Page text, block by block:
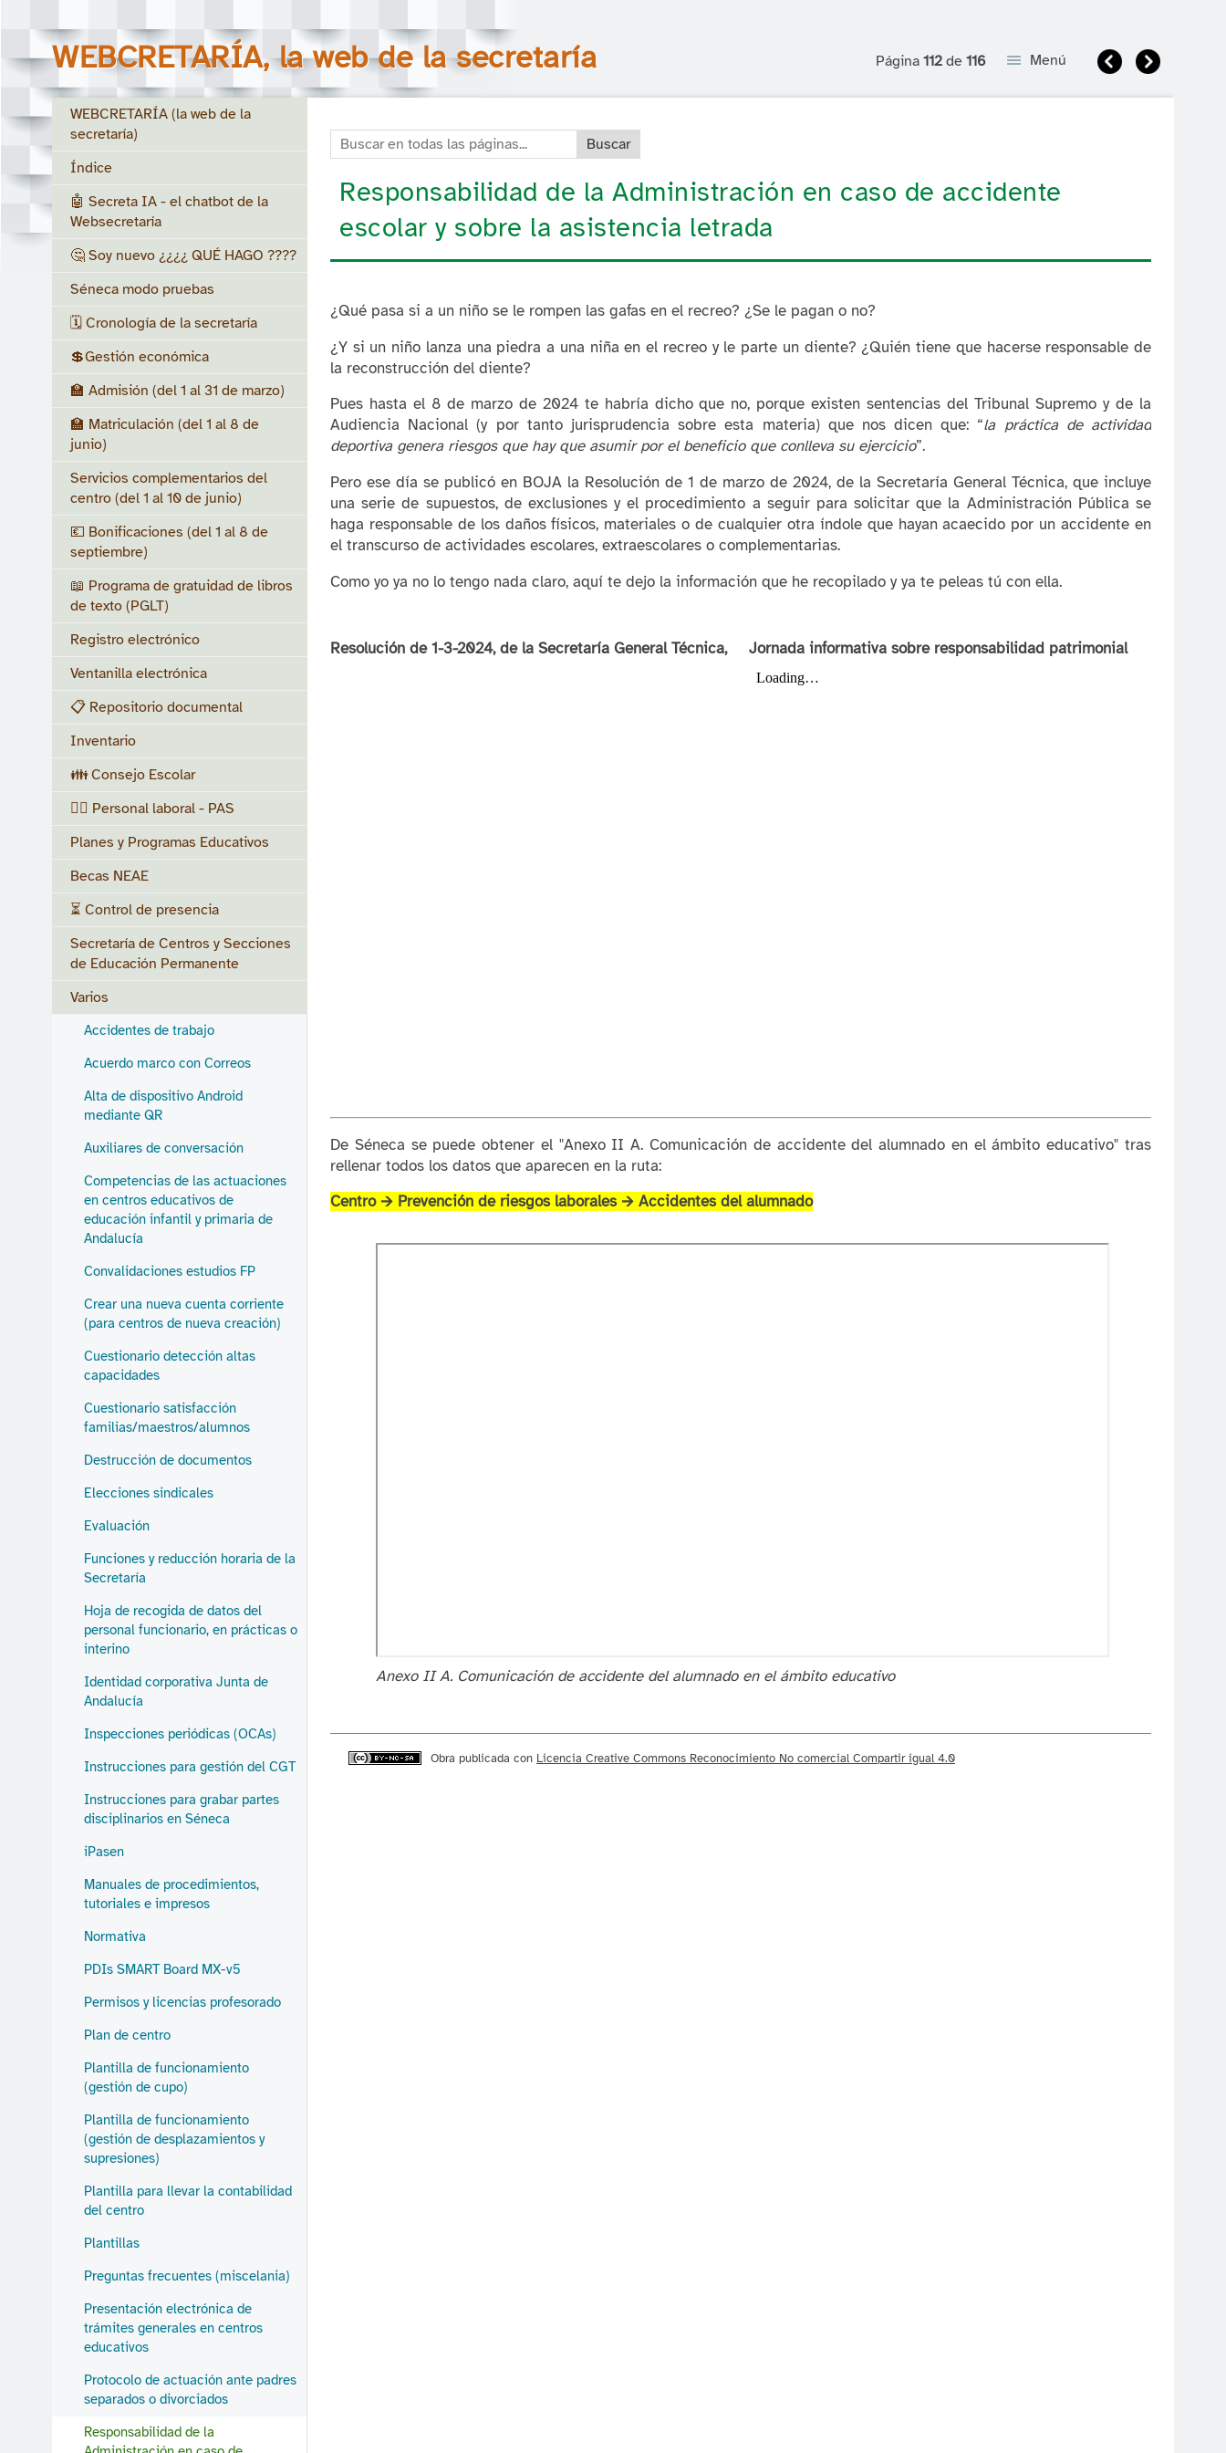
WEBCRETARÍA, la web de la secretaría Menú
WEBCRETARÍA (la web de la
secretaría)
Índice
🤖 Secreta IA - el chatbot de la
Websecretaría
🤔 Soy nuevo ¿¿¿¿ QUÉ HAGO ????
Séneca modo pruebas
🗓️ Cronología de la secretaría
💲Gestión económica
🏫 Admisión (del 1 al 31 de marzo)
🏫 Matriculación (del 1 al 8 de
junio)
Servicios complementarios del
centro (del 1 al 10 de junio)
💶 Bonificaciones (del 1 al 8 de
septiembre)
📖 Programa de gratuidad de libros
de texto (PGLT)
Registro electrónico
Ventanilla electrónica
📋 Repositorio documental
Inventario
👪 Consejo Escolar
👷‍♀️ Personal laboral - PAS
Planes y Programas Educativos
Becas NEAE
⏳ Control de presencia
Secretaría de Centros y Secciones
de Educación Permanente
Varios
Accidentes de trabajo
Acuerdo marco con Correos
Alta de dispositivo Android
mediante QR
Auxiliares de conversación
Competencias de las actuaciones
en centros educativos de
educación infantil y primaria de
Andalucía
Convalidaciones estudios FP
Crear una nueva cuenta corriente
(para centros de nueva creación)
Cuestionario detección altas
capacidades
Cuestionario satisfacción
familias/maestros/alumnos
Destrucción de documentos
Elecciones sindicales
Evaluación
Funciones y reducción horaria de la
Secretaría
Hoja de recogida de datos del
personal funcionario, en prácticas o
interino
Identidad corporativa Junta de
Andalucía
Inspecciones periódicas (OCAs)
Instrucciones para gestión del CGT
Instrucciones para grabar partes
disciplinarios en Séneca
iPasen
Manuales de procedimientos,
tutoriales e impresos
Normativa
PDIs SMART Board MX-v5
Permisos y licencias profesorado
Plan de centro
Plantilla de funcionamiento
(gestión de cupo)
Plantilla de funcionamiento
(gestión de desplazamientos y
supresiones)
Plantilla para llevar la contabilidad
del centro
Plantillas
Preguntas frecuentes (miscelania)
Presentación electrónica de
trámites generales en centros
educativos
Protocolo de actuación ante padres
separados o divorciados
Responsabilidad de la
Anterior
Página 112 de 116
Buscar en todas las páginas:
Responsabilidad de la Administración en caso de accidente
escolar y sobre la asistencia letrada
¿Qué pasa si a un niño se le rompen las gafas en el recreo? ¿Se le pagan o no?
¿Y si un niño lanza una piedra a una niña en el recreo y le parte un diente? ¿Quién tiene que hacerse responsable de
la reconstrucción del diente?
Pues hasta el 8 de marzo de 2024 te habría dicho que no, porque existen sentencias del Tribunal Supremo y de la
Audiencia Nacional (y por tanto jurisprudencia sobre esta materia) que nos dicen que: “la práctica de actividad
deportiva genera riesgos que hay que asumir por el beneficio que conlleva su ejercicio”.
Pero ese día se publicó en BOJA la Resolución de 1 de marzo de 2024, de la Secretaría General Técnica, que incluye
una serie de supuestos, de exclusiones y el procedimiento a seguir para solicitar que la Administración Pública se
haga responsable de los daños físicos, materiales o de cualquier otra índole que hayan acaecido por un accidente en
el transcurso de actividades escolares, extraescolares o complementarias.
Como yo ya no lo tengo nada claro, aquí te dejo la información que he recopilado y ya te peleas tú con ella.
Resolución de 1-3-2024, de la Secretaría General Técnica, Jornada informativa sobre responsabilidad patrimonial
De Séneca se puede obtener el "Anexo II A. Comunicación de accidente del alumnado en el ámbito educativo" tras
rellenar todos los datos que aparecen en la ruta:
Centro 🡪 Prevención de riesgos laborales 🡪 Accidentes del alumnado
Anexo II A. Comunicación de accidente del alumnado en el ámbito educativo
Obra publicada con Licencia Creative Commons Reconocimiento No comercial Compartir igual 4.0